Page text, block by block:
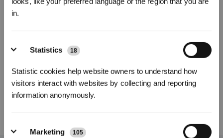
in.
Statistics 18
Statistic cookies help website owners to understand how
visitors interact with websites by collecting and reporting
information anonymously.
Marketing 105
CE: 231-853-9) per aiutare a prevenire la proliferazione batterica all'interno
Mocio a rullo
Iscriviti per vincere